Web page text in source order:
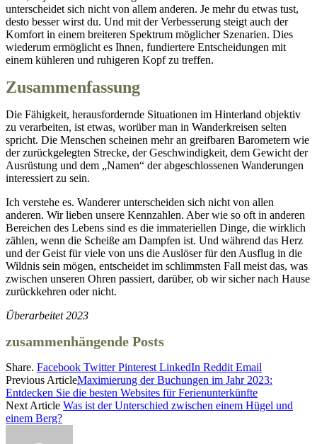
unterscheidet sich nicht von allem anderen. Je mehr du etwas tust,
desto besser wirst du. Und mit der Verbesserung steigt auch der
Komfort in einem breiteren Spektrum möglicher Szenarien. Dies
wiederum ermöglicht es Ihnen, fundiertere Entscheidungen mit
einem kühleren und ruhigeren Kopf zu treffen.
Zusammenfassung
Die Fähigkeit, herausfordernde Situationen im Hinterland objektiv
zu verarbeiten, ist etwas, worüber man in Wanderkreisen selten
spricht. Die Menschen scheinen mehr an greifbaren Barometern wie
der zurückgelegten Strecke, der Geschwindigkeit, dem Gewicht der
Ausrüstung und dem „Namen“ der abgeschlossenen Wanderungen
interessiert zu sein.
Ich verstehe es. Wanderer unterscheiden sich nicht von allen
anderen. Wir lieben unsere Kennzahlen. Aber wie so oft in anderen
Bereichen des Lebens sind es die immateriellen Dinge, die wirklich
zählen, wenn die Scheiße am Dampfen ist. Und während das Herz
und der Geist für viele von uns die Auslöser für den Ausflug in die
Wildnis sein mögen, entscheidet im schlimmsten Fall meist das, was
zwischen unseren Ohren passiert, darüber, ob wir sicher nach Hause
zurückkehren oder nicht.
Überarbeitet 2023
zusammenhängende Posts
Share. Facebook Twitter Pinterest LinkedIn Reddit Email
Previous ArticleMaximierung der Buchungen im Jahr 2023:
Entdecken Sie die besten Websites für Ferienunterkünfte
Next Article Was ist der Unterschied zwischen einem Hügel und
einem Berg?